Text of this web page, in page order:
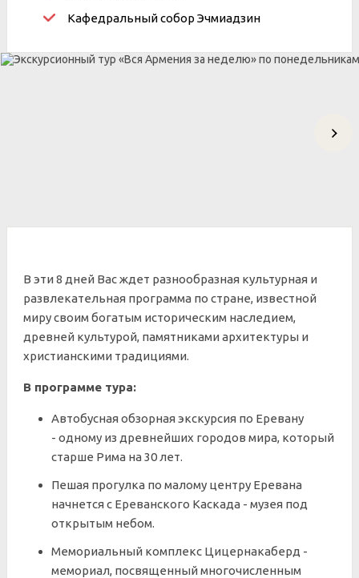
Кафедральный собор Эчмиадзин
В эти 8 дней Вас ждет разнообразная культурная и
развлекательная программа по стране, известной
миру своим богатым историческим наследием,
древней культурой, памятниками архитектуры и
христианскими традициями.
В программе тура:
Автобусная обзорная экскурсия по Еревану
- одному из древнейших городов мира, который
старше Рима на 30 лет.
Пешая прогулка по малому центру Еревана
начнется с Ереванского Каскада - музея под
открытым небом.
Мемориальный комплекс Цицернакаберд -
мемориал, посвященный многочисленным